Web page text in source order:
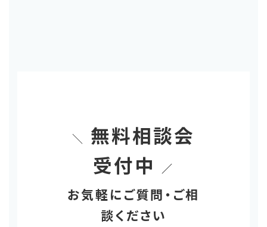
＼
無料相談会
受付中
／
お気軽にご質問・ご相
談ください